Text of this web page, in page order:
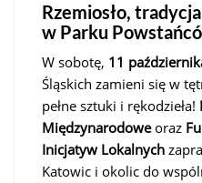
Rzemiosło,
w Parku
W sobotę, 11
Śląskich zamieni się w
pełne sztuki i rękodzieła!
Międzynarodoweoraz
Inicjatyw Lokalnych
Katowic i okolic do